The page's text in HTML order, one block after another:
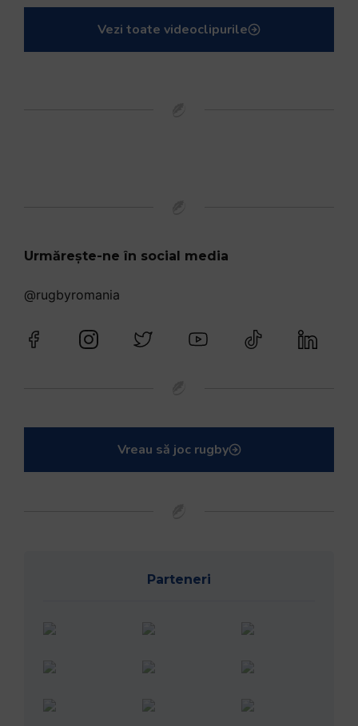
Vezi toate videoclipurile
Urmărește-ne în social media
@rugbyromania
Vreau să joc rugby
Parteneri